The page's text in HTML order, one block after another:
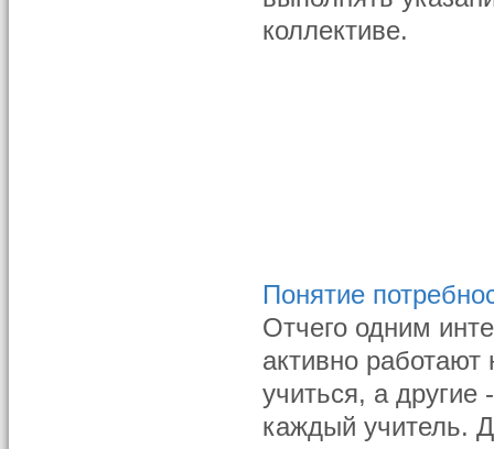
коллективе.
Понятие
Отчего одним
активно работают
учиться, а
каждый учитель.